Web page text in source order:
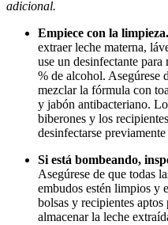
adicional.
Empiece con la limpieza.
extraer leche materna,
use un desinfectante
% de alcohol. Asegúrese
mezclar la fórmula con
y jabón antibacteriano.
biberones y los
desinfectarse
Si está bombeando,
Asegúrese de que todas
embudos estén limpios y
bolsas y recipientes
almacenar la leche